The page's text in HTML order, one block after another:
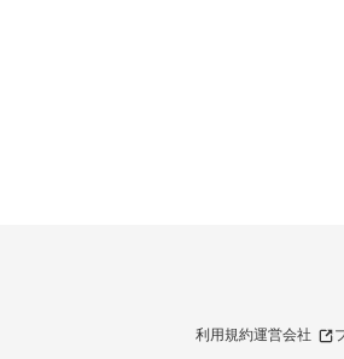
利用規約運営会社